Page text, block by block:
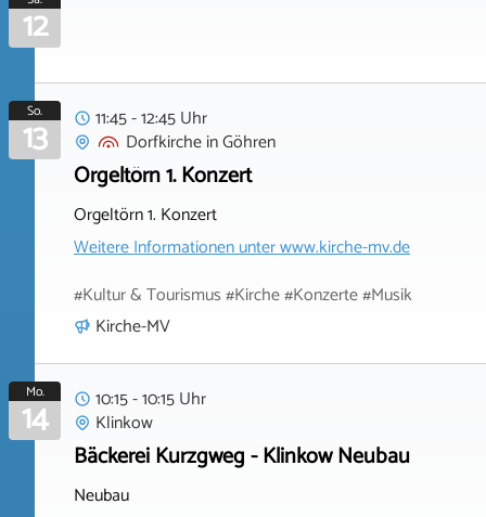
12
So.
13
11:45 - 12:45 Uhr
DorfkircheinGöhren
Orgeltörn 1. Konzert
Orgeltörn 1. Konzert
Weitere Informationen unterwww.kirche-mv.de
#Kultur & Tourismus #Kirche #Konzerte #Musik
Kirche-MV
Mo.
14
10:15 - 10:15 Uhr
Klinkow
Bäckerei Kurzgweg - Klinkow Neubau
Neubau